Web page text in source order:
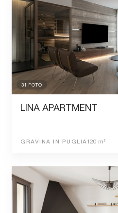
31 FOTO
LINA APARTMENT
GRAVINA IN PUGLIA 120 m²